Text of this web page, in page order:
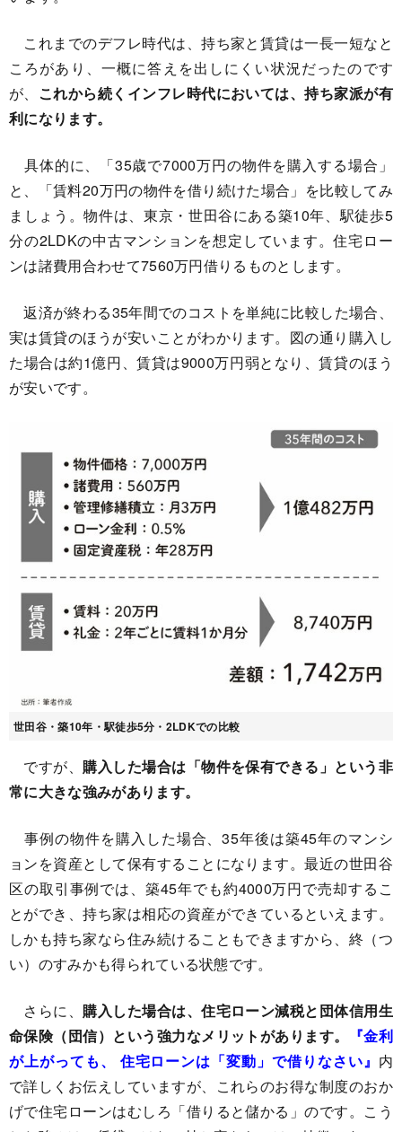
これまでのデフレ時代は、持ち家と賃貸は一長一短なと
ころがあり、一概に答えを出しにくい状況だったのです
が、 これから続くインフレ時代においては、持ち家派が有
利になります。
具体的に、「35歳で7000万円の物件を購入する場合」
と、「賃料20万円の物件を借り続けた場合」を比較してみ
ましょう。物件は、東京・世田谷にある築10年、駅徒歩5
分の2LDKの中古マンションを想定しています。住宅ロー
ンは諸費用合わせて7560万円借りるものとします。
返済が終わる35年間でのコストを単純に比較した場合、
実は賃貸のほうが安いことがわかります。図の通り購入し
た場合は約1億円、賃貸は9000万円弱となり、賃貸のほう
が安いです。
世田谷・築10年・駅徒歩5分・2LDKでの比較
ですが、購入した場合は「物件を保有できる」という非
常に大きな強みがあります。
事例の物件を購入した場合、35年後は築45年のマンシ
ョンを資産として保有することになります。最近の世田谷
区の取引事例では、築45年でも約4000万円で売却するこ
とができ、持ち家は相応の資産ができているといえます。
しかも持ち家なら住み続けることもできますから、終（つ
い）のすみかも得られている状態です。
さらに、購入した場合は、住宅ローン減税と団体信用生
命保険（団信）という強力なメリットがあります。
『金利
が上がっても、 住宅ローンは「変動」で借りなさい』 内
で詳しくお伝えしていますが、これらのお得な制度のおか
げで住宅ローンはむしろ「借りると儲かる」のです。こう